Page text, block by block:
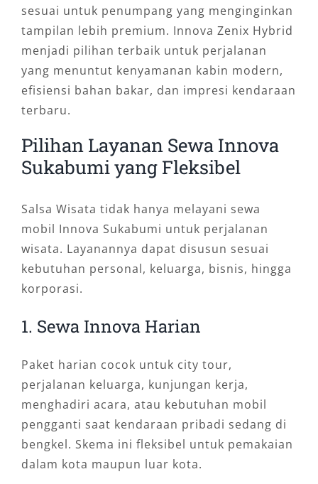
sesuai untuk penumpang yang menginginkan
tampilan lebih premium. Innova Zenix Hybrid
menjadi pilihan terbaik untuk perjalanan
yang menuntut kenyamanan kabin modern,
efisiensi bahan bakar, dan impresi kendaraan
terbaru.
Pilihan Layanan Sewa Innova
Sukabumi yang Fleksibel
Salsa Wisata tidak hanya melayani sewa
mobil Innova Sukabumi untuk perjalanan
wisata. Layanannya dapat disusun sesuai
kebutuhan personal, keluarga, bisnis, hingga
korporasi.
1. Sewa Innova Harian
Paket harian cocok untuk city tour,
perjalanan keluarga, kunjungan kerja,
menghadiri acara, atau kebutuhan mobil
pengganti saat kendaraan pribadi sedang di
bengkel. Skema ini fleksibel untuk pemakaian
dalam kota maupun luar kota.